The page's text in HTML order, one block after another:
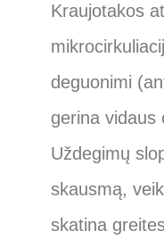
Kraujotakos
deguonimi
gerina vidaus
Uždegimų
skausmą,
skatina